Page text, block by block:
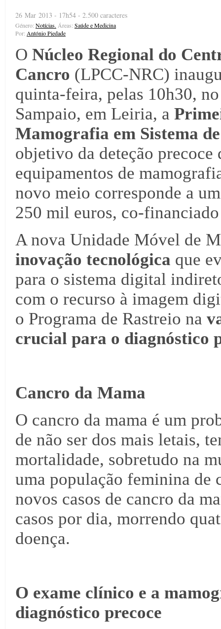
26 Mar 2013 - 17h54 - 2.500 caracteres
Género: Notícias. Áreas: Saúde e Medicina
Por: António Piedade
O Núcleo Regional do
Cancro (LPCC-NRC)
quinta-feira, pelas 10h30,
Sampaio, em Leiria, a
Mamografia em Sistema
objetivo da deteção precoce
equipamentos de
novo meio corresponde a
250 mil euros, co-
A nova Unidade Móvel de
inovação tecnológica que
para o sistema digital
com o recurso à imagem
o Programa de Rastreio na
crucial para o diagnóstico
Cancro da Mama
O cancro da mama é um
de não ser dos mais letais,
mortalidade, sobretudo na
uma população feminina de
novos casos de cancro da
casos por dia, morrendo
doença.
O exame clínico e a
diagnóstico precoce